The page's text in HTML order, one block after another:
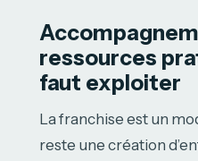
ressources
faut exploiter
La franchise est un
reste une création